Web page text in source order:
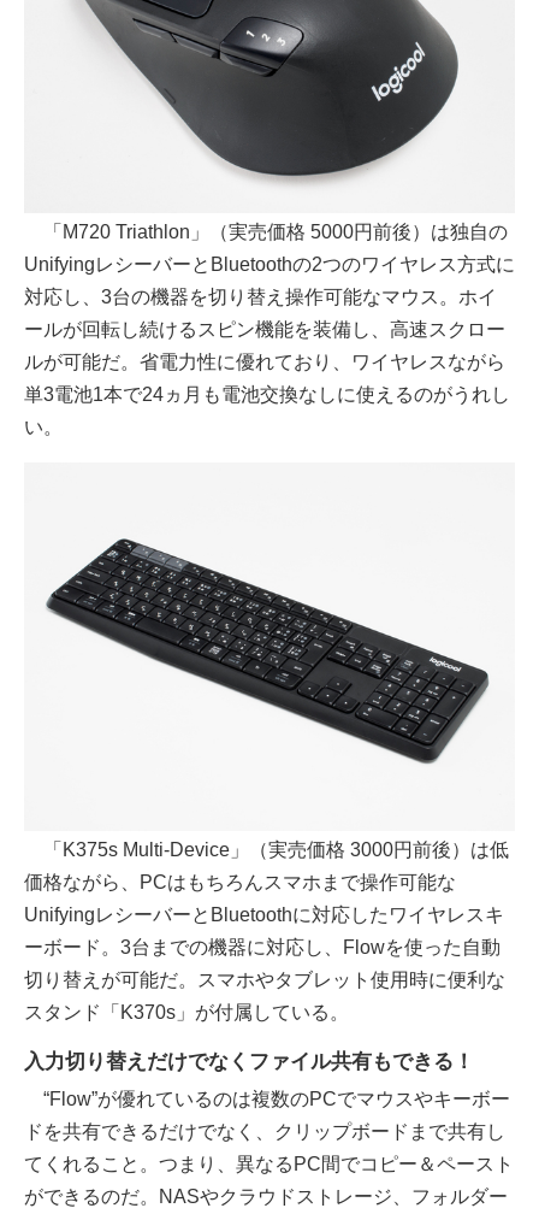
「M720 Triathlon」（実売価格 5000円前後）は独自の
UnifyingレシーバーとBluetoothの2つのワイヤレス方式に
対応し、3台の機器を切り替え操作可能なマウス。ホイ
ールが回転し続けるスピン機能を装備し、高速スクロー
ルが可能だ。省電力性に優れており、ワイヤレスながら
単3電池1本で24ヵ月も電池交換なしに使えるのがうれし
い。
「K375s Multi-Device」（実売価格 3000円前後）は低
価格ながら、PCはもちろんスマホまで操作可能な
UnifyingレシーバーとBluetoothに対応したワイヤレスキ
ーボード。3台までの機器に対応し、Flowを使った自動
切り替えが可能だ。スマホやタブレット使用時に便利な
スタンド「K370s」が付属している。
入力切り替えだけでなくファイル共有もできる！
“Flow”が優れているのは複数のPCでマウスやキーボー
ドを共有できるだけでなく、クリップボードまで共有し
てくれること。つまり、異なるPC間でコピー＆ペースト
ができるのだ。NASやクラウドストレージ、フォルダー